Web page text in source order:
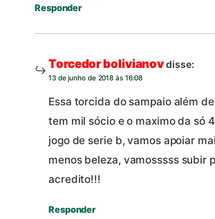
Responder
Torcedor bolivianovdisse:
13 de junho de 2018 às 16:08
Essa torcida do sampaio além
tem mil sócio e o maximo da só
jogo de serie b, vamos apoiar
menos beleza, vamosssss subir
acredito!!!
Responder